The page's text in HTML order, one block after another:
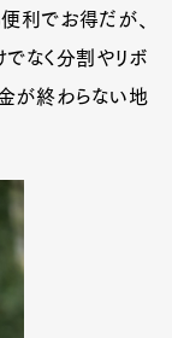
利でお得だが、
なく分割やリボ
が終わらない地